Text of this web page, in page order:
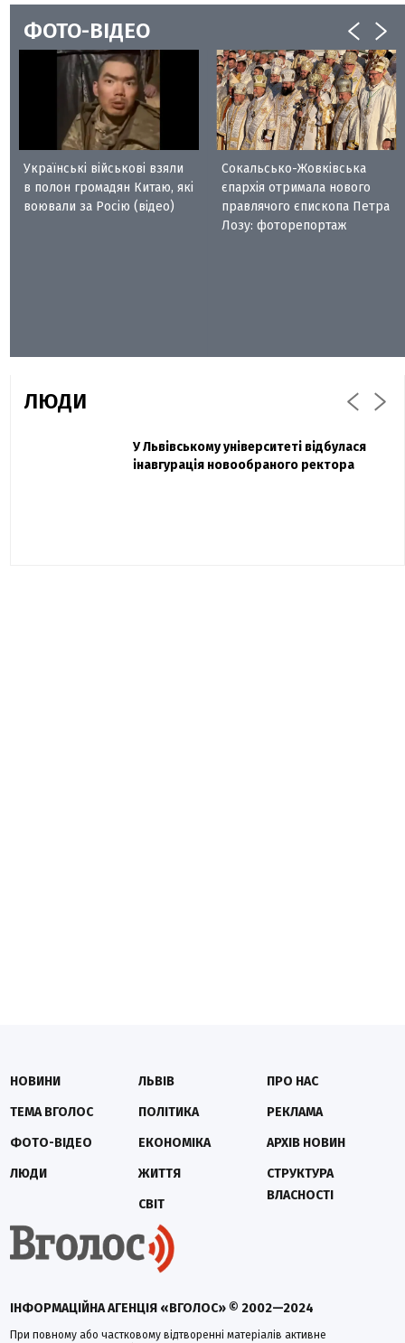
ФОТО-ВІДЕО
Українські військові взяли
в полон громадян Китаю, які
воювали за Росію (відео)
Сокальсько-Жовківська
єпархія отримала нового
правлячого єпископа Петра
Лозу: фоторепортаж
ЛЮДИ
Павло Дак
«Час не лікує, лише притуплює біль»:
Захисник "Азовсталі" Діанов вдруге
одружився та показав фото з весілля
У Львівському університеті відбулася
інавгурація новообраного ректора
ІНФОРМАЦІЙНА АГЕНЦІЯ «ВГОЛОС» © 2002—2024
При повному або частковому відтворенні матеріалів активне
НОВИНИ
ТЕМА ВГОЛОС
ФОТО-ВІДЕО
ЛЮДИ
ЛЬВІВ
ПОЛІТИКА
ЕКОНОМІКА
ЖИТТЯ
СВІТ
ПРО НАС
РЕКЛАМА
АРХІВ НОВИН
СТРУКТУРА
ВЛАСНОСТІ